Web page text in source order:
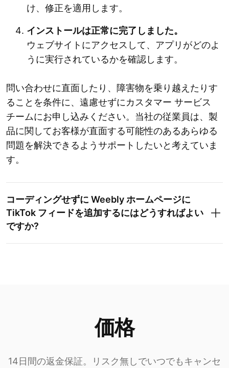
け、修正を適用します。
インストールは正常に完了しました。
ウェブサイトにアクセスして、アプリがどのよ
うに実行されているかを確認します。
問い合わせに直面したり、障害物を乗り越えたりす
ることを条件に、遠慮せずにカスタマー サービス
チームにお申し込みください。当社の従業員は、製
品に関してお客様が直面する可能性のあるあらゆる
問題を解決できるようサポートしたいと考えていま
す。
コーディングせずに Weebly ホームページに
TikTok フィードを追加するにはどうすればよい
ですか?
価格
14日間の返金保証。リスク無しでいつでもキャンセ